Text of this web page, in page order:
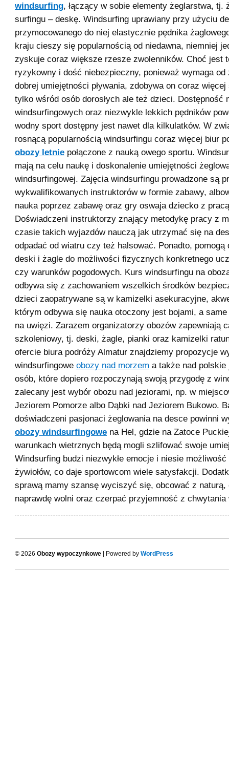
windsurfing, łączący w sobie elementy żeglarstwa, tj.
surfingu – deskę. Windsurfing uprawiany przy użyciu
przymocowanego do niej elastycznie pędnika
kraju cieszy się popularnością od niedawna, niemniej
zyskuje coraz większe rzesze zwolenników. Choć jest
ryzykowny i dość niebezpieczny, ponieważ wymaga od
dobrej umiejętności pływania, zdobywa on coraz
tylko wśród osób dorosłych ale też dzieci. Dostępność
windsurfingowych oraz niezwykle lekkich pędników
wodny sport dostępny jest nawet dla kilkulatków. W
rosnącą popularnością windsurfingu coraz więcej biur
obozy letnie połączone z nauką owego sportu.
mają na celu naukę i doskonalenie umiejętności
windsurfingowej. Zajęcia windsurfingu prowadzone są
wykwalifikowanych instruktorów w formie zabawy,
nauka poprzez zabawę oraz gry oswaja dziecko z
Doświadczeni instruktorzy znający metodykę pracy z
czasie takich wyjazdów nauczą jak utrzymać się na
odpadać od wiatru czy też halsować. Ponadto, pomogą
deski i żagle do możliwości fizycznych konkretnego
czy warunków pogodowych. Kurs windsurfingu na
odbywa się z zachowaniem wszelkich środków
dzieci zaopatrywane są w kamizelki asekuracyjne,
którym odbywa się nauka otoczony jest bojami, a
na uwięzi. Zarazem organizatorzy obozów zapewniają
szkoleniowy, tj. deski, żagle, pianki oraz kamizelki
ofercie biura podróży Almatur znajdziemy propozycje
windsurfingowe obozy nad morzem a także nad polskie
osób, które dopiero rozpoczynają swoją przygodę z
zalecany jest wybór obozu nad jeziorami, np. w
Jeziorem Pomorze albo Dąbki nad Jeziorem Bukowo.
doświadczeni pasjonaci żeglowania na desce powinni
obozy windsurfingowe na Hel, gdzie na Zatoce
warunkach wietrznych będą mogli szlifować swoje
Windsurfing budzi niezwykłe emocje i niesie możliwość
żywiołów, co daje sportowcom wiele satysfakcji.
sprawą mamy szansę wyciszyć się, obcować z naturą,
naprawdę wolni oraz czerpać przyjemność z
© 2026 Obozy wypoczynkowe | Powered by WordPress